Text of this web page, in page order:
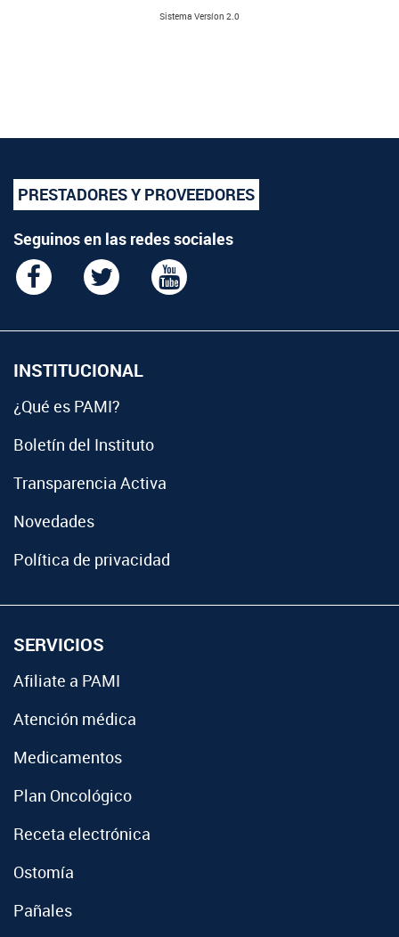
Sistema Versíon 2.0
PRESTADORES Y PROVEEDORES
Seguinos en las redes sociales
INSTITUCIONAL
¿Qué es PAMI?
Boletín del Instituto
Transparencia Activa
Novedades
Política de privacidad
SERVICIOS
Afiliate a PAMI
Atención médica
Medicamentos
Plan Oncológico
Receta electrónica
Ostomía
Pañales